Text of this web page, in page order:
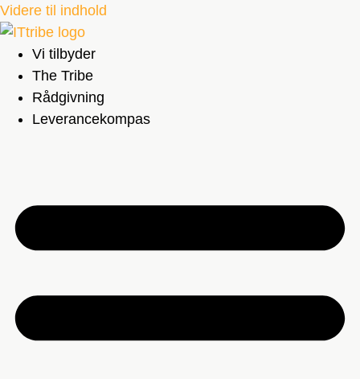
Videre til indhold
Vi tilbyder
The Tribe
Rådgivning
Leverancekompas